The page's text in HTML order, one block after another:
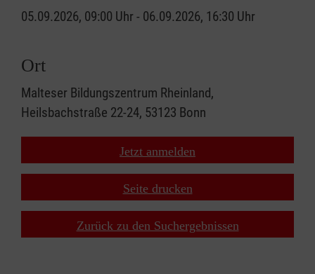
05.09.2026, 09:00 Uhr - 06.09.2026, 16:30 Uhr
Ort
Malteser Bildungszentrum Rheinland,
Heilsbachstraße 22-24, 53123 Bonn
Jetzt anmelden
Seite drucken
Zurück zu den Suchergebnissen